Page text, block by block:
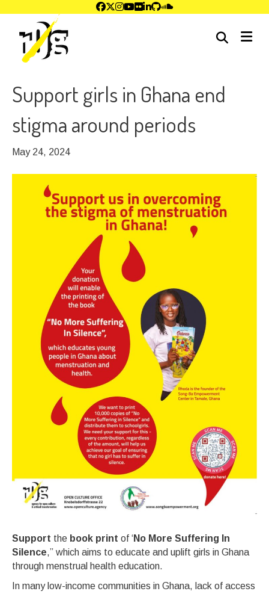
Support girls in Ghana end
stigma around periods
May 24, 2024
Support the book print of ‘No More Suffering In
Silence,” which aims to educate and uplift girls in Ghana
through menstrual health education.
In many low-income communities in Ghana, lack of access